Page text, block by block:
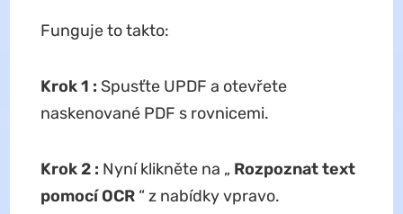
Funguje to takto:
Krok 1 : Spusťte UPDF a otevřete
naskenované PDF s rovnicemi.
Krok 2 : Nyní klikněte na „ Rozpoznat text
pomocí OCR“ z nabídky vpravo.